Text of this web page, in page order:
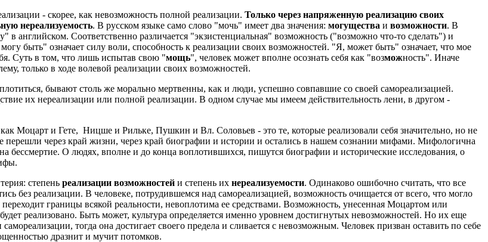
- скорее, как невозможность полной реализации. Только через напряженную реализацию своих
нереализуемость. В русском языке само слово "мочь" имеет два значения: могущества и возможности. В
английском. Соответственно различается "экзистенциальная" возможность ("возможно что-то сделать") и
быть" означает силу воли, способность к реализации своих возможностей. "Я, может быть" означает, что мое
Суть в том, что лишь испытав свою "мощь", человек может вполне осознать себя как "возможность". Иначе
только в ходе волевой реализации своих возможностей.
бывают столь же морально мертвенны, как и люди, успешно совпавшие со своей самореализацией.
их нереализации или полной реализации. В одном случае мы имеем действительность лени, в другом -
Моцарт и Гете, Ницше и Рильке, Пушкин и Вл. Соловьев - это те, которые реализовали себя значительно, но не
через край жизни, через край биографии и истории и остались в нашем сознании мифами. Мифологична
бессмертие. О людях, вполне и до конца воплотившихся, пишутся биографии и исторические исследования, о
степень реализации возможностей и степень их нереализуемости. Одинаково ошибочно считать, что все
без реализации. В человеке, потрудившемся над самореализацией, возможность очищается от всего, что могло
границы всякой реальности, невоплотима ее средствами. Возможность, унесенная Моцартом или
реализовано. Быть может, культура определяется именно уровнем достигнутых невозможностей. Но их еще
тогда она достигает своего предела и сливается с невозможным. Человек призван оставить по себе
дразнит и мучит потомков.